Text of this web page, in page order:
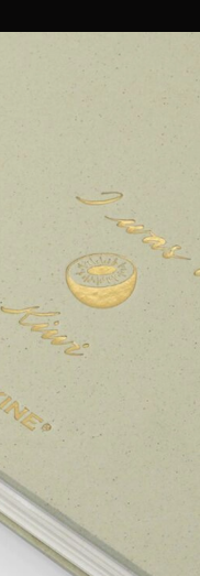
ノートブッ
The
ミニノー
カイエ ＆
セット
パッション
ダイアリー
パーソナ
12カ月ダイ
15ヶ月プ
ウィーク
デイリー
マンスリー
すべて見る
スマート
モレスキ
アプリ・
モレスキン
Blackwing
Kaweco x
ペン & ペ
Reframe サ
ムーミン
キム・ジ
「Alice's
『ロード
カラーパ
サクラコレ
キム・ジ
ン
カサ・バ
ゴッホ美
すべて見る
バックパッ
限定版バッ
Shopper
アートを
プロフェ
ミニマリ
マキシマ
健康を愛
趣味を愛す
カントリ
ション
プライドを
Mardi
スマート
スマート
スマートダ
Notes
モレスキン
モレスキン
パーソ
ービス
サブカ
に10% オフと送料無料
入で1冊無料
ヶ月有効）
への先行アクセス
サプライズ
報をいち早くチェック
ス
PROバックパック